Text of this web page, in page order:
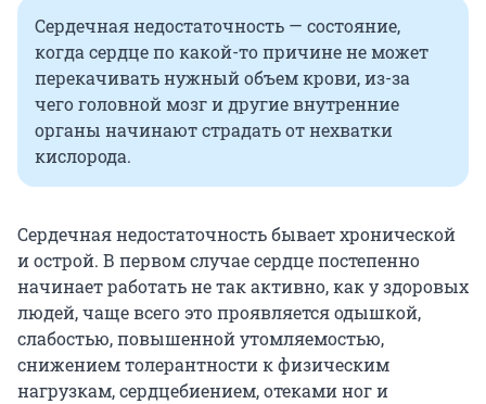
Сердечная недостаточность — состояние,
когда сердце по какой-то причине не может
перекачивать нужный объем крови, из-за
чего головной мозг и другие внутренние
органы начинают страдать от нехватки
кислорода.
Сердечная недостаточность бывает хронической
и острой. В первом случае сердце постепенно
начинает работать не так активно, как у здоровых
людей, чаще всего это проявляется одышкой,
слабостью, повышенной утомляемостью,
снижением толерантности к физическим
нагрузкам, сердцебиением, отеками ног и